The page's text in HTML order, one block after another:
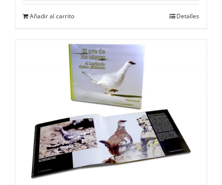
Añadir al carrito Detalles